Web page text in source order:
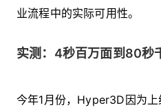
业流程中的实际可用性。
实测：4秒百万面到80秒
今年1月份，Hyper3D因为上